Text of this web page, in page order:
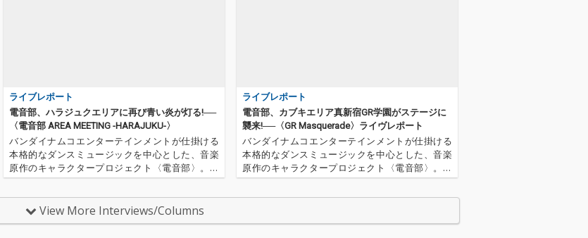
ライブレポート
電音部、ハラジュクエリアに再び青い炎が灯る!──
〈電音部 AREA MEETING -HARAJUKU-〉
バンダイナムコエンターテインメントが仕掛ける
本格的なダンスミュージックを中心とした、音楽
原作のキャラクタープロジェクト〈電音部〉。そ
のイベント〈電音部 AREA MEETING -HARAJUKU-〉
した。…
ライブレポート
電音部、カブキエリア真新宿GR学園がステージに
襲来!──〈GR Masquerade〉ライヴレポート
バンダイナムコエンターテインメントが仕掛ける
本格的なダンスミュージックを中心とした、音楽
原作のキャラクタープロジェクト〈電音部〉。そ
のオールナイトイベント〈GR Masquerade〉が20
View More Interviews/Columns